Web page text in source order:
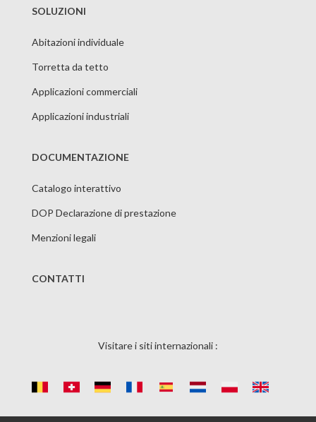
SOLUZIONI
Abitazioni individuale
Torretta da tetto
Applicazioni commerciali
Applicazioni industriali
DOCUMENTAZIONE
Catalogo interattivo
DOP Declarazione di prestazione
Menzioni legali
CONTATTI
Visitare i siti internazionali :